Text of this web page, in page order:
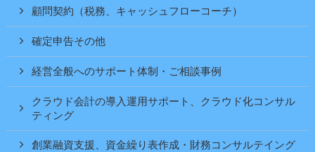
顧問契約（税務、キャッシュフローコーチ）
確定申告その他
経営全般へのサポート体制・ご相談事例
クラウド会計の導入運用サポート、クラウド化コンサル
ティング
創業融資支援、資金繰り表作成・財務コンサルテイング